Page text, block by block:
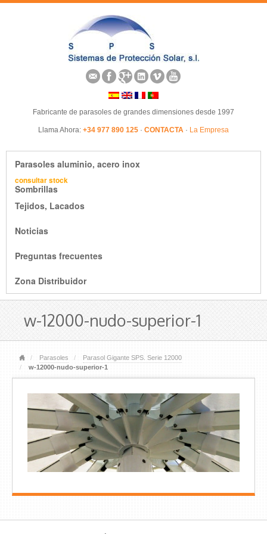
Fabricante de parasoles de grandes dimensiones desde 1997
Llama Ahora: +34 977 890 125 · CONTACTA · La Empresa
Parasoles aluminio, acero inox
Sombrillas
consultar stock
Tejidos, Lacados
Noticias
Preguntas frecuentes
Zona Distribuidor
w-12000-nudo-superior-1
Parasoles
Parasol Gigante SPS. Serie 12000
w-12000-nudo-superior-1